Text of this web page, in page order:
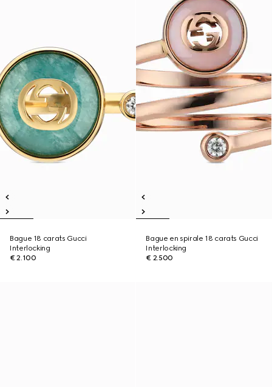
Bague 18 carats Gucci
Interlocking
€ 2.100
Bague en spirale 18 carats Gucci
Interlocking
€ 2.500